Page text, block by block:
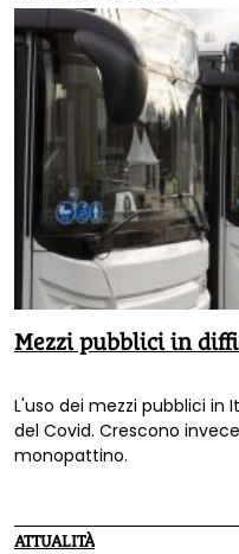
Mezzi pubblici in
L'uso dei mezzi pubblici in
del Covid. Crescono
monopattino.
ATTUALITÀ